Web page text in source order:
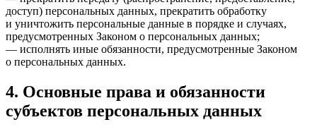
доступ) персональных данных, прекратить обработку
и уничтожить персональные данные в порядке и случаях,
предусмотренных Законом о персональных данных;
— исполнять иные обязанности, предусмотренные Законом
о персональных данных.
4. Основные права и обязанности
субъектов персональных данных